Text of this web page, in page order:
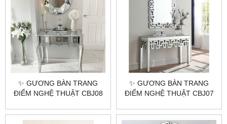
✨ GƯƠNG BÀN TRANG
ĐIỂM NGHỆ THUẬT CBJ08
HẢO CHO KHÔNG GIAN
✨ GƯƠNG BÀN TRANG
ĐIỂM NGHỆ THUẬT CBJ07
GIAN SANG TRỌNG ✨